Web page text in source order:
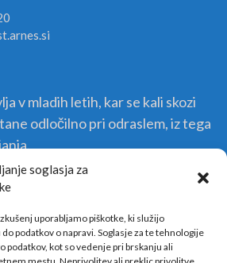
soglasja za
uporabljamo piškotke, ki služijo
podatkov o napravi. Soglasje za te tehnologije
podatkov, kot so vedenje pri brskanju ali
v mladih letih, kar se kali skozi
odločilno pri odraslem, iz tega